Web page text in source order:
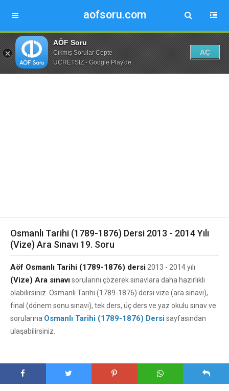
aofsoru.com
AÖF Soru
Çıkmış Sorular Cepte
ÜCRETSİZ - Google Play'de
AÇ
Osmanlı Tarihi (1789-1876) Dersi 2013 - 2014 Yılı
(Vize) Ara Sınavı 19. Soru
Aöf Osmanlı Tarihi (1789-1876) dersi 2013 - 2014 yılı
(Vize) Ara sınavısorularını çözerek sınavlara daha hazırlıklı
olabilirsiniz. Osmanlı Tarihi (1789-1876) dersi vize (ara sınavı),
final (dönem sonu sınavı), tek ders, üç ders ve yaz okulu sınav ve
sorularına Osmanlı Tarihi (1789-1876) Dersisayfasından
ulaşabilirsiniz.